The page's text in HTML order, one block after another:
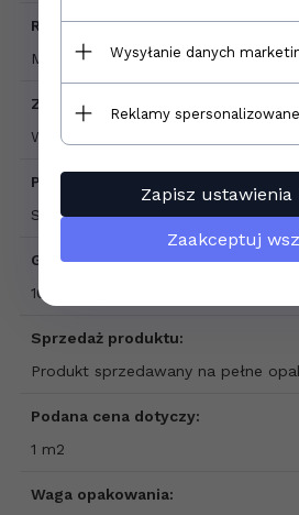
Rodzaj powierzchni:
Matowa
Zastosowanie:
Wewnątrz , Zewnątrz
Pomieszczenia:
Salon,Hol,Kuchnia,Łazienka
Grubość płytki:
10 mm
Sprzedaż produktu:
Produkt sprzedawany na pełne
Podana cena dotyczy:
1 m2
Waga opakowania:
Wysyłanie danych
Reklamy spersonalizowane
Zapisz
Zaakceptuj